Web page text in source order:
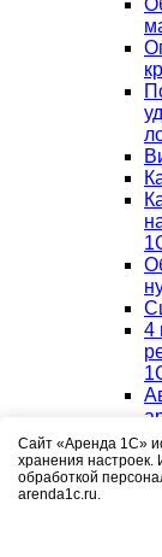
Сайт «Аренда 1С»
хранения настроек.
обработкой
arenda1c.ru.
4